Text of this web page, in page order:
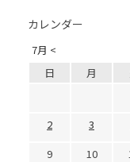
カレンダー
7月 <
日 月
2
3
9
10